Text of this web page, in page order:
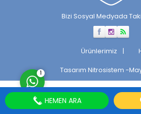
Bizi Sosyal Medyada
Ürünlerimiz
Tasarım Nitrosistem -
Cevap Yaz
1
HEMEN ARA